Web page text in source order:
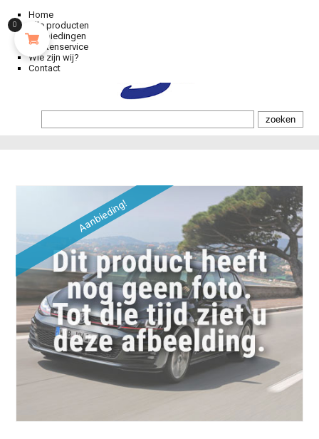
Home
Alle producten
Aanbiedingen
Klantenservice
Wie zijn wij?
Contact
Aanbieding!
0